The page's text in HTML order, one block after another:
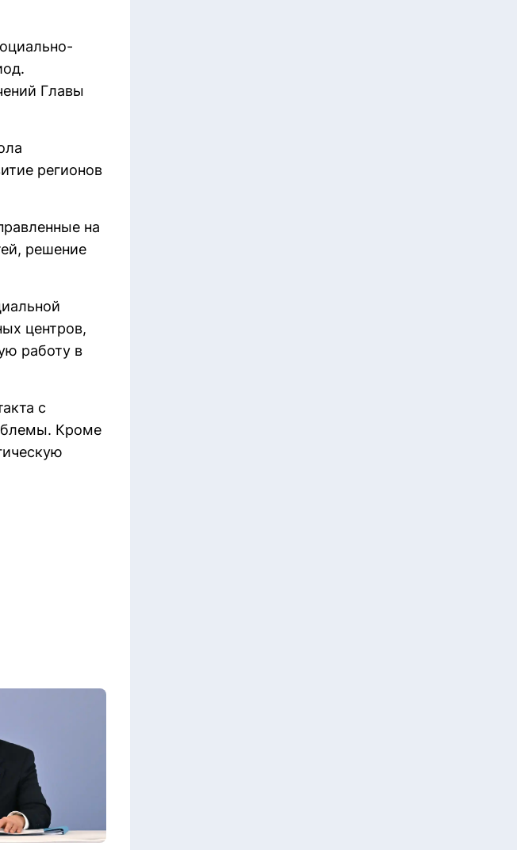
Главы
регионов
на
решение
центров,
работу в
с
Кроме